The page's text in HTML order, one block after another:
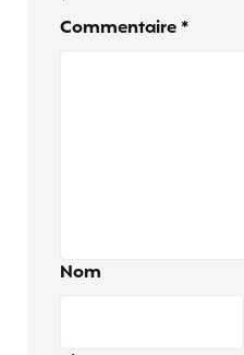
Commentaire *
Nom